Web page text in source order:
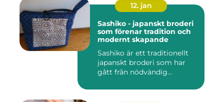
12. jan
Sashiko - japanskt broderi
som förenar tradition och
modernt skapande
Sashiko är ett traditionellt
japanskt broderi som har
gått från nödvändig...